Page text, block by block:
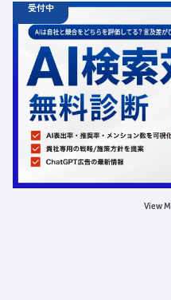
受付中
診断
ChatGPT広告の最新動向
受付中
定員数：500名
金額：無料
場所：オンライン
LLMO 広告
View